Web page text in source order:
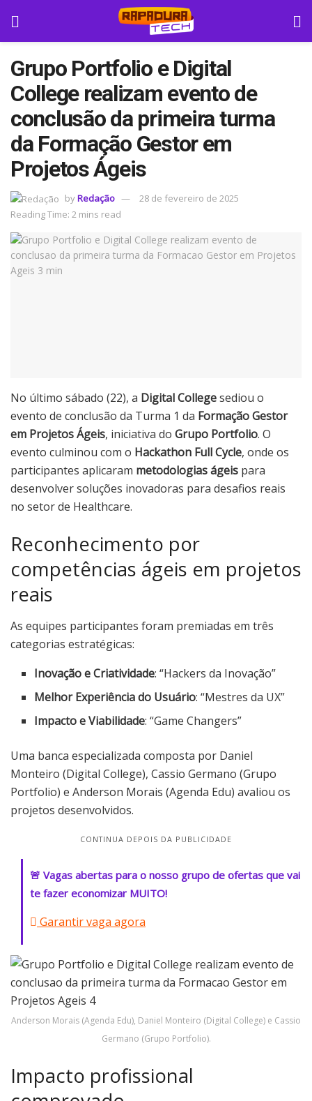
Grupo Portfolio e Digital
College realizam evento de
conclusão da primeira turma
da Formação Gestor em
Projetos Ágeis
byRedação
28 de fevereiro de 2025
Reading Time: 2 mins read
No último sábado (22), a Digital Collegesediou o
evento de conclusão da Turma 1 da Formação Gestor
em Projetos Ágeis, iniciativa do Grupo Portfolio. O
evento culminou com o Hackathon Full Cycle, onde os
participantes aplicaram metodologias ágeis para
desenvolver soluções inovadoras para desafios reais
no setor de Healthcare.
Reconhecimento por
competências ágeis em projetos
reais
As equipes participantes foram premiadas em três
categorias estratégicas:
Inovação e Criatividade: “Hackers da Inovação”
Melhor Experiência do Usuário: “Mestres da UX”
Impacto e Viabilidade: “Game Changers”
Uma banca especializada composta por Daniel
Monteiro (Digital College), Cassio Germano (Grupo
Portfolio) e Anderson Morais (Agenda Edu) avaliou os
projetos desenvolvidos.
CONTINUA DEPOIS DA PUBLICIDADE
🚨 Vagas abertas para o nosso grupo de ofertas que vai
te fazer economizar MUITO!
Garantir vaga agora
Anderson Morais (Agenda Edu), Daniel Monteiro (Digital College) e Cassio
Germano (Grupo Portfolio).
Impacto profissional